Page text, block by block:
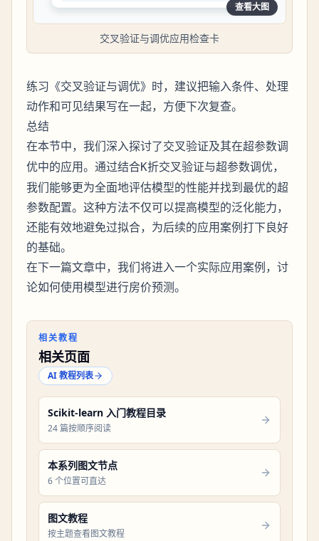
查看大图
交叉验证与调优应用检查卡
练习《交叉验证与调优》时，建议把输入条件、处理
动作和可见结果写在一起，方便下次复查。
总结
在本节中，我们深入探讨了交叉验证及其在超参数调
优中的应用。通过结合K折交叉验证与超参数调优，
我们能够更为全面地评估模型的性能并找到最优的超
参数配置。这种方法不仅可以提高模型的泛化能力，
还能有效地避免过拟合，为后续的应用案例打下良好
的基础。
在下一篇文章中，我们将进入一个实际应用案例，讨
论如何使用模型进行房价预测。
相关教程
相关页面
AI 教程列表
Scikit-learn 入门教程目录
24 篇按顺序阅读
本系列图文节点
6 个位置可直达
图文教程
按主题查看图文教程